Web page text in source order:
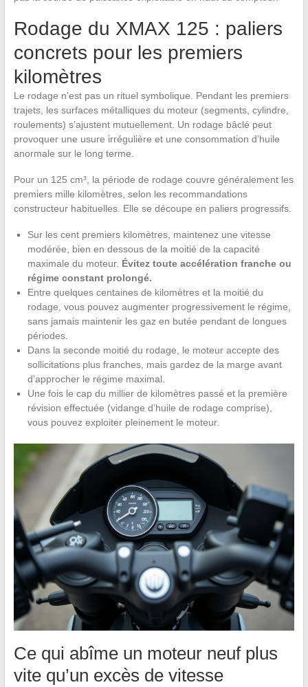
Rodage du XMAX 125 : paliers
concrets pour les premiers
kilomètres
Le rodage n’est pas un rituel symbolique. Pendant les premiers
trajets, les surfaces métalliques du moteur (segments, cylindre,
roulements) s’ajustent mutuellement. Un rodage bâclé peut
provoquer une usure irrégulière et une consommation d’huile
anormale sur le long terme.
Pour un 125 cm³, la période de rodage couvre généralement les
premiers mille kilomètres, selon les recommandations
constructeur habituelles. Elle se découpe en paliers progressifs.
Sur les cent premiers kilomètres, maintenez une vitesse
modérée, bien en dessous de la moitié de la capacité
maximale du moteur. Évitez toute accélération franche ou
régime constant prolongé.
Entre quelques centaines de kilomètres et la moitié du
rodage, vous pouvez augmenter progressivement le régime,
sans jamais maintenir les gaz en butée pendant de longues
périodes.
Dans la seconde moitié du rodage, le moteur accepte des
sollicitations plus franches, mais gardez de la marge avant
d’approcher le régime maximal.
Une fois le cap du millier de kilomètres passé et la première
révision effectuée (vidange d’huile de rodage comprise),
vous pouvez exploiter pleinement le moteur.
Ce qui abîme un moteur neuf plus
vite qu’un excès de vitesse